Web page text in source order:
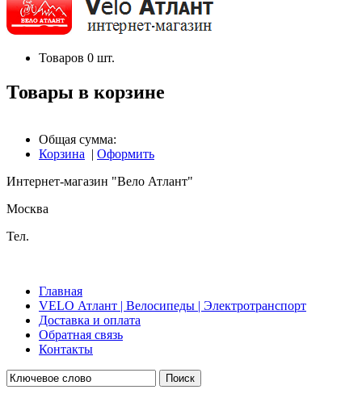
Товаров 0 шт.
Товары в корзине
Общая сумма:
Корзина | Оформить
Интернет-магазин "Вело Атлант"
Москва
Тел.
Главная
VELO Атлант | Велосипеды | Электротранспорт
Доставка и оплата
Обратная связь
Контакты
Поиск